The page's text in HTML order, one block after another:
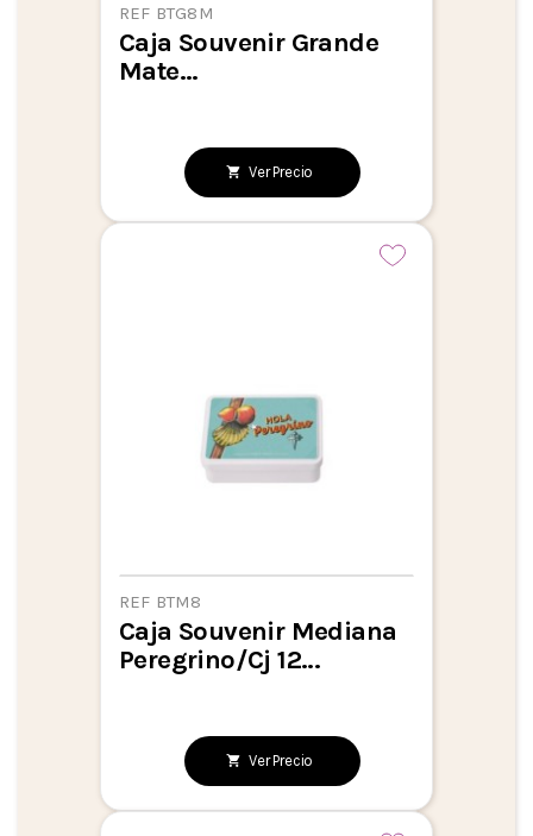
REF BTG8M
Caja Souvenir Grande
Mate...
Ver Precio
REF BTM8
Caja Souvenir Mediana
Peregrino/Cj 12...
Ver Precio